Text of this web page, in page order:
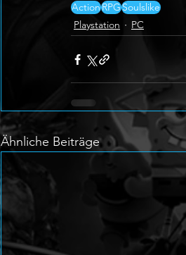
ActionRPGSoulslike
Playstation
PC
Ähnliche Beiträge